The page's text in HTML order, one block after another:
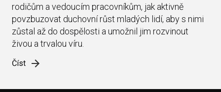
rodičům a vedoucím pracovníkům, jak aktivně
povzbuzovat duchovní růst mladých lidí, aby s nimi
zůstal až do dospělosti a umožnil jim rozvinout
živou a trvalou víru.
Číst